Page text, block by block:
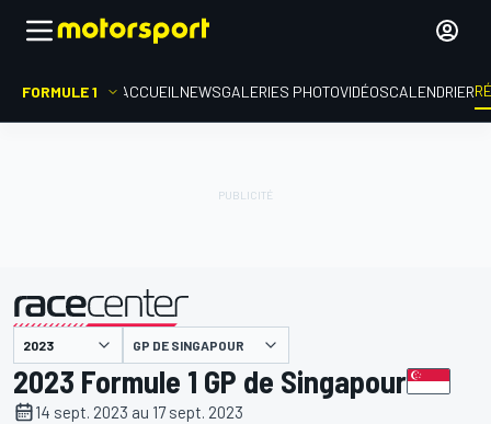
FORMULE 1 ACCUEIL NEWSGALERIES PHOTOVIDÉOSCALENDRIER
présenté par GP DE SINGAPOUR
2023 Formule 1 GP de Singapour
14 sept. 2023 au 17 sept. 2023